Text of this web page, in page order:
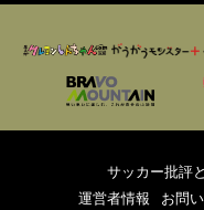
サッカー批評
運営者情報
お問